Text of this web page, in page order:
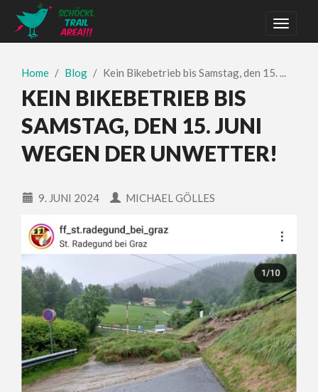
Home Blog Kein Bikebetrieb bis Samstag, den 15. ...
KEIN BIKEBETRIEB BIS
SAMSTAG, DEN 15. JUNI
WEGEN DER UNWETTER!
9. JUNI 2024 MICHAEL GÖLLES